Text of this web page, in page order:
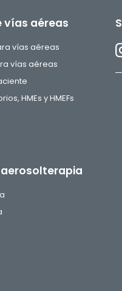
vías aéreas
vías aéreas
vías aéreas
HMEs y HMEFs